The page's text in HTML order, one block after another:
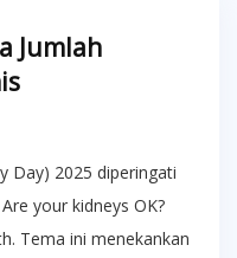
Jumlah
Day) 2025 diperingati
your kidneys OK?
Tema ini menekankan